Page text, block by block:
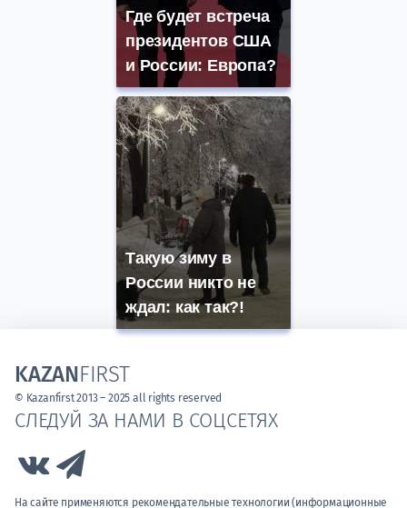
Где будет встреча
президентов США
и России: Европа?
Такую зиму в
России никто не
ждал: как так?!
СЛЕДУЙ ЗА НАМИ В СОЦСЕТЯХ
Link to Vk
На сайте применяются рекомендательные технологии (информационные
KAZANFIRST
© Kazanfirst 2013 – 2025 all rights reserved